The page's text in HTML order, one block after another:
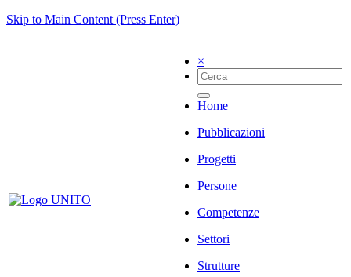
Skip to Main Content (Press Enter)
×
Home
Pubblicazioni
Progetti
Persone
Competenze
Settori
Strutture